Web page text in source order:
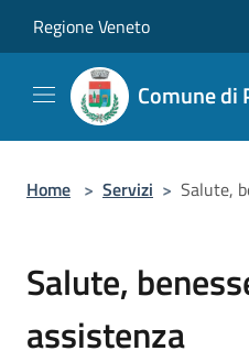
Regione Veneto
Comune di
Home > Servizi > Salute,
Salute,
assistenza